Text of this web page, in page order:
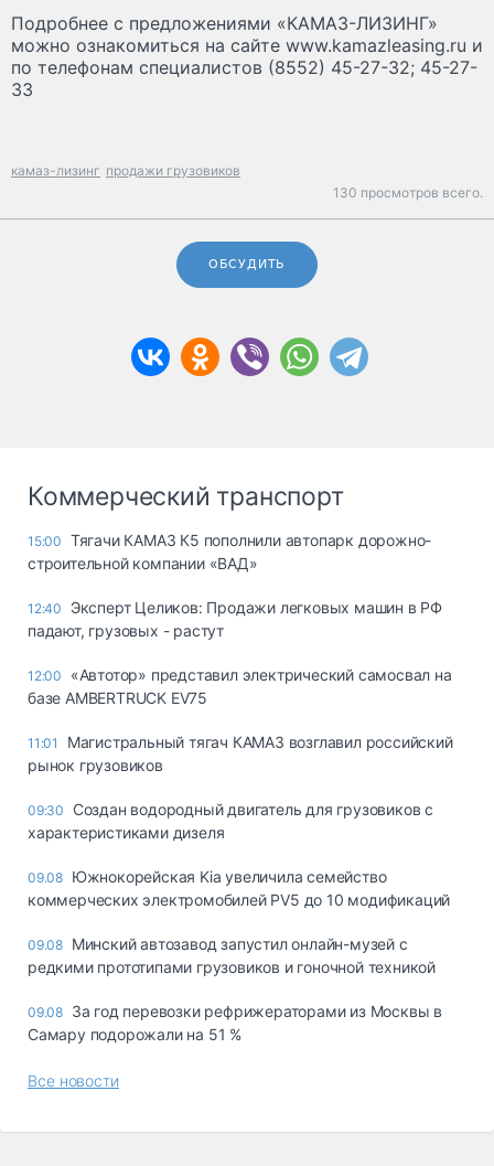
Подробнее с предложениями «КАМАЗ-ЛИЗИНГ»
можно ознакомиться на сайте www.kamazleasing.ru и
по телефонам специалистов (8552) 45-27-32; 45-27-
33
камаз-лизинг продажи грузовиков
130 просмотров всего.
ОБСУДИТЬ
Коммерческий транспорт
15:00 Тягачи КАМАЗ К5 пополнили автопарк дорожно-
строительной компании «ВАД»
12:40
Эксперт Целиков: Продажи легковых машин в РФ
падают, грузовых - растут
12:00
«Автотор» представил электрический самосвал на
базе AMBERTRUCK EV75
11:01
Магистральный тягач КАМАЗ возглавил российский
рынок грузовиков
09:30
Создан водородный двигатель для грузовиков с
характеристиками дизеля
09.08 Южнокорейская Kia увеличила семейство
коммерческих электромобилей PV5 до 10 модификаций
09.08 Минский автозавод запустил онлайн-музей с
редкими прототипами грузовиков и гоночной техникой
09.08 За год перевозки рефрижераторами из Москвы в
Самару подорожали на 51 %
Все новости